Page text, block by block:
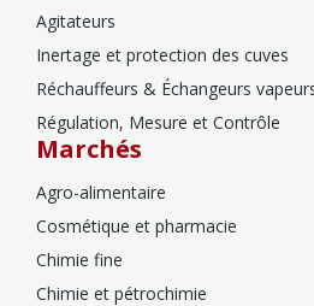
Agitateurs
Inertage et protection des cuves
Réchauffeurs & Échangeurs
Régulation, Mesure et Contrôle
Marchés
Agro-alimentaire
Cosmétique et pharmacie
Chimie fine
Chimie et pétrochimie